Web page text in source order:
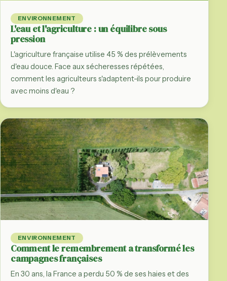
ENVIRONNEMENT
L'eau et l'agriculture : un équilibre sous
pression
L'agriculture française utilise 45 % des prélèvements
d'eau douce. Face aux sécheresses répétées,
comment les agriculteurs s'adaptent-ils pour produire
avec moins d'eau ?
ENVIRONNEMENT
Comment le remembrement a transformé les
campagnes françaises
En 30 ans, la France a perdu 50 % de ses haies et des